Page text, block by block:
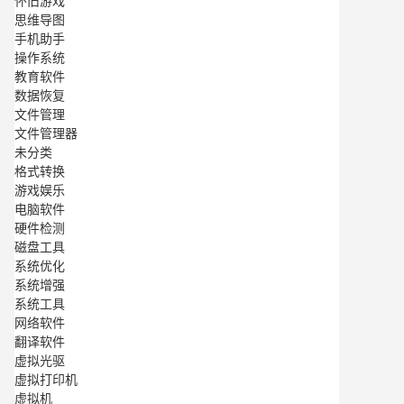
思维导图
手机助手
操作系统
教育软件
数据恢复
文件管理
文件管理器
未分类
格式转换
游戏娱乐
电脑软件
硬件检测
磁盘工具
系统优化
系统增强
系统工具
网络软件
翻译软件
虚拟光驱
虚拟打印机
虚拟机